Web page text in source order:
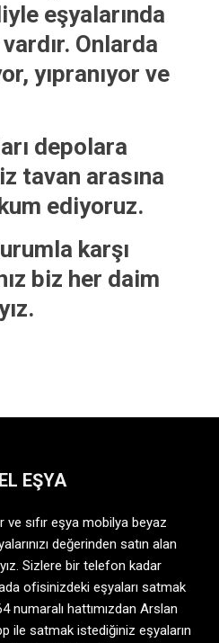
eşyalarında
Onlarda
yıpranıyor ve
depolara
tavan arasına
ediyoruz.
karşı
biz her daim
EŞYA
ve sıfır eşya mobilya beyaz
değerinden satın alan
Sizlere bir telefon kadar
ofisinizdeki eşyaları satmak
numaralı hattımızdan Arslan
ile satmak istediğiniz eşyaların